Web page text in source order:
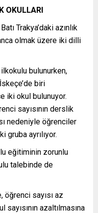
OKULLARI
Trakya’daki azınlık
olmak üzere iki dilli
bulunurken,
biri
iki okul bulunuyor.
sayısının derslik
nedeniyle öğrenciler
gruba ayrılıyor.
eğitiminin zorunlu
talebinde de
sayısı az
azaltılmasına